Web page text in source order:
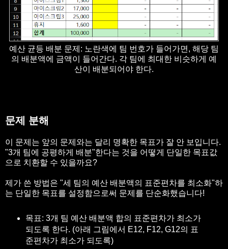
예산 균등 배분 문제: 노란색에 팀 번호가 들어가면, 해당 팀
의 배분액에 금액이 들어간다. 각 팀에 최대한 비슷하게 예
산이 배분되어야 한다.
문제 분해
이 문제는 앞의 문제와는 달리 명확한 목표가 잘 안 보입니다.
"3개 팀에 공평하게 배분"한다는 것을 어떻게 단일한 목표값
으로 치환할 수 있을까요?
제가 쓴 방법은 "세 팀의 예산 배분액의 표준편차를 최소화"하
는 단일한 목표를 설정함으로써 문제를 단순화했습니다!
목표: 3개 팀 예산 배분액 합의 표준편차가 최소가
되도록 한다. (아래 그림에서 E12, F12, G12의 표
준편차가 최소가 되도록)